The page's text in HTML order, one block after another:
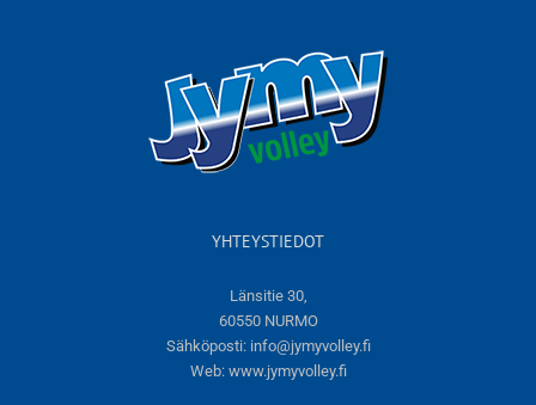
YHTEYSTIEDOT
Länsitie 30,
60550 NURMO
Sähköposti: info@jymyvolley.fi
Web: www.jymyvolley.fi